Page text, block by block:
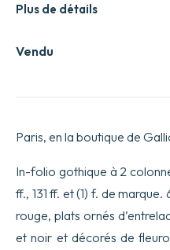
Vendu
Plus de détails
Paris, en la boutique de
In-folio gothique à 2
ff., 131 ff. et (1) f. de
rouge, plats ornés
et noir et décorés de